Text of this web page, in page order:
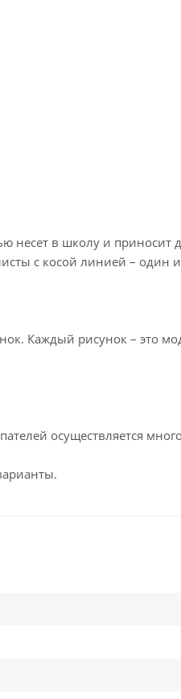
несет в школу и приносит
с косой линией – один
Каждый рисунок – это
осуществляется